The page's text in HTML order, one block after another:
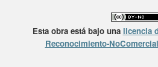
Esta obra está bajo una licencia
Reconocimiento-